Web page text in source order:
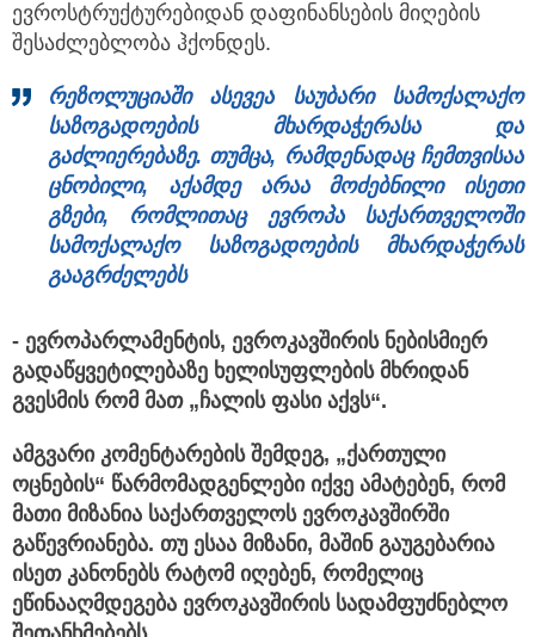
ევროსტრუქტურებიდან დაფინანსების მიღების
შესაძლებლობა ჰქონდეს.
რეზოლუციაში ასევეა საუბარი სამოქალაქო
საზოგადოების მხარდაჭერასა და
გაძლიერებაზე. თუმცა, რამდენადაც ჩემთვისაა
ცნობილი, აქამდე არაა მოძებნილი ისეთი
გზები, რომლითაც ევროპა საქართველოში
სამოქალაქო საზოგადოების მხარდაჭერას
გააგრძელებს
- ევროპარლამენტის, ევროკავშირის ნებისმიერ
გადაწყვეტილებაზე ხელისუფლების მხრიდან
გვესმის რომ მათ „ჩალის ფასი აქვს“.
ამგვარი კომენტარების შემდეგ, „ქართული
ოცნების“ წარმომადგენლები იქვე ამატებენ, რომ
მათი მიზანია საქართველოს ევროკავშირში
გაწევრიანება. თუ ესაა მიზანი, მაშინ გაუგებარია
ისეთ კანონებს რატომ იღებენ, რომელიც
ეწინააღმდეგება ევროკავშირის სადამფუძნებლო